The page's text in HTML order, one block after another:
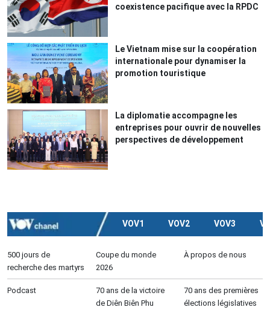
coexistence pacifique avec la RPDC
Le Vietnam mise sur la coopération
internationale pour dynamiser la
promotion touristique
La diplomatie accompagne les
entreprises pour ouvrir de nouvelles
perspectives de développement
VOV1 VOV2 VOV3
500 jours de
recherche des martyrs
Coupe du monde
2026
À propos de nous
Podcast
70 ans de la victoire
de Diên Biên Phu
70 ans des premières
élections législatives